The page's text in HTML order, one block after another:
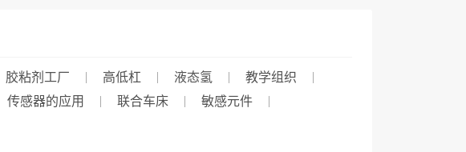
胶粘剂工厂 高低杠 液态氢
教学组织
传感器的应用 联合车床
敏感元件